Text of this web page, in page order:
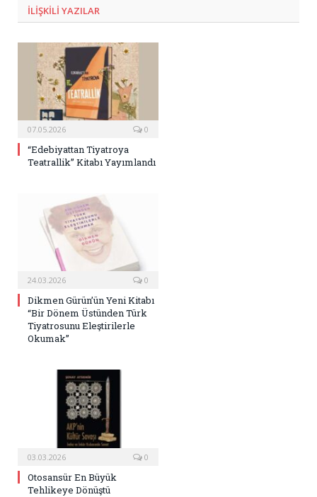
ILIŞKILI YAZILAR
07.05.2026 0
“Edebiyattan Tiyatroya
Teatrallik” Kitabı Yayımlandı
24.03.2026 0
Dikmen Gürün’ün Yeni Kitabı
“Bir Dönem Üstünden Türk
Tiyatrosunu Eleştirilerle
Okumak”
03.03.2026 0
Otosansür En Büyük
Tehlikeye Dönüştü